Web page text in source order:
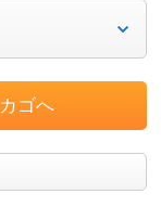
カゴへ